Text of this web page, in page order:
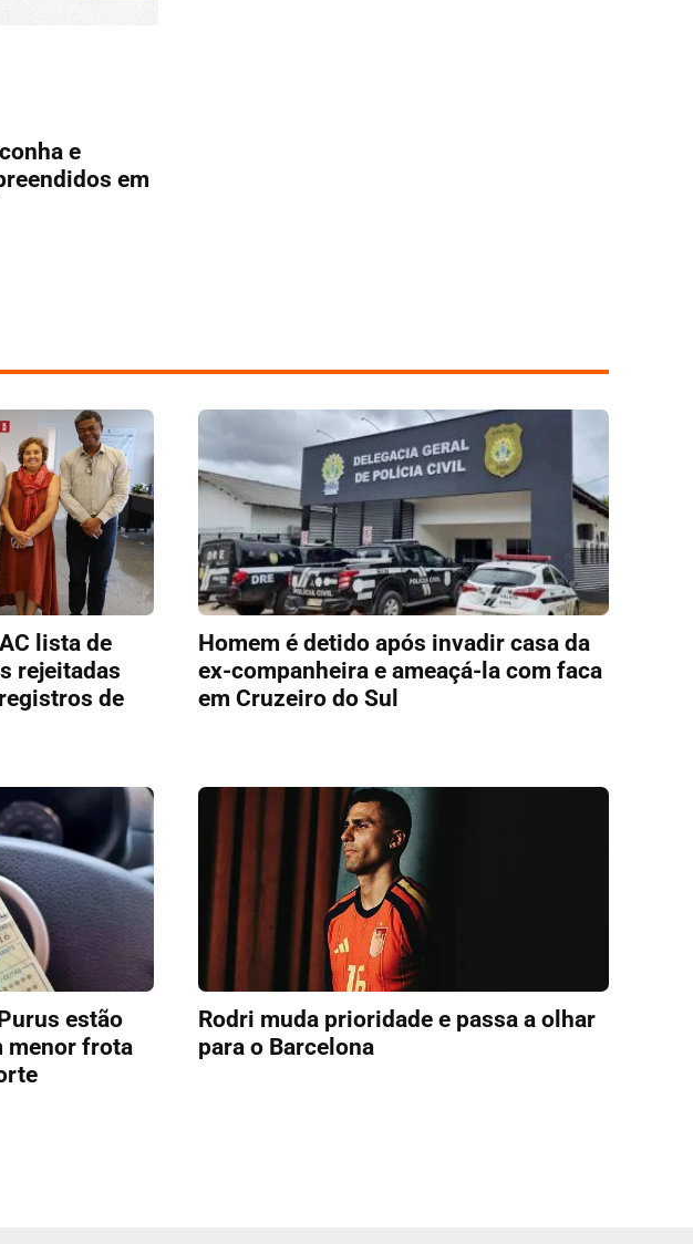
e
em
lista de
rejeitadas
de
Homem é detido após invadir casa da
ex-companheira e ameaçá-la com faca
em Cruzeiro do Sul
estão
menor frota
Rodri muda prioridade e passa a olhar
para o Barcelona